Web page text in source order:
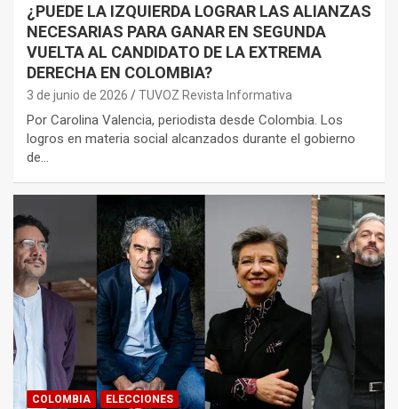
¿PUEDE LA IZQUIERDA LOGRAR LAS ALIANZAS
NECESARIAS PARA GANAR EN SEGUNDA
VUELTA AL CANDIDATO DE LA EXTREMA
DERECHA EN COLOMBIA?
3 de junio de 2026 TUVOZ Revista Informativa
Por Carolina Valencia, periodista desde Colombia. Los
logros en materia social alcanzados durante el gobierno
de…
COLOMBIA ELECCIONES